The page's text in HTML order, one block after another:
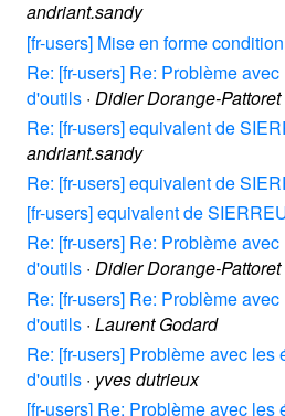
andriant.sandy
[fr-users] Mise en forme
Re: [fr-users] Re: Problème
d'outils · Didier Dorange-Pattoret
Re: [fr-users] equivalent de
andriant.sandy
Re: [fr-users] equivalent de
[fr-users] equivalent de
Re: [fr-users] Re: Problème
d'outils · Didier Dorange-Pattoret
Re: [fr-users] Re: Problème
d'outils · Laurent Godard
Re: [fr-users] Problème avec les
d'outils · yves dutrieux
[fr-users] Re: Problème avec les